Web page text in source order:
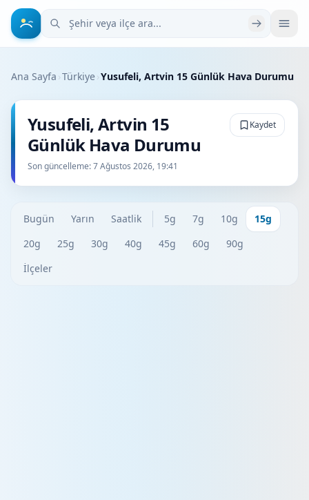
Şehir veya ilçe ara
Ana Sayfa ›Türkiye›Yusufeli, Artvin 15 Günlük Hava Durumu
Yusufeli, Artvin 15
Günlük Hava Durumu
Son güncelleme:7 Ağustos 2026, 19:41
Kaydet
Bugün Yarın Saatlik 5g 7g 10g
15g
20g
25g 30g 40g 45g 60g
90g
İlçeler